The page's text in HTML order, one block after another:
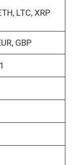
LTC, XRP
GBP